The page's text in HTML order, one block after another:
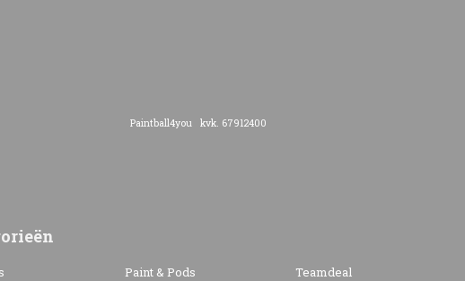
Paintball4you kvk. 67912400
Paint & Pods
Teamdeal